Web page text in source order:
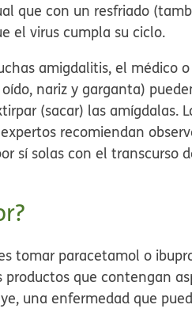
que con un resfriado
el virus cumpla su ciclo.
amigdalitis, el médico
nariz y garganta)
(sacar) las amígdalas.
recomiendan
sí solas con el transcurso
tomar paracetamol o
que contengan
una enfermedad que